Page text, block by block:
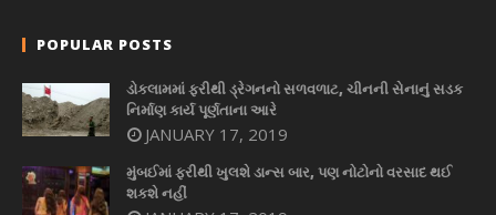
POPULAR POSTS
ડોકલામમાં ફરીથી ડ્રેગનનો સળવળાટ, ચીનની સેનાનું સડક
નિર્માણ કાર્ય પૂર્ણતાના આરે
JANUARY 17, 2019
મુંબઈમાં ફરીથી ખુલશે ડાન્સ બાર, પણ નોટોનો વરસાદ થઈ
શકશે નહીં